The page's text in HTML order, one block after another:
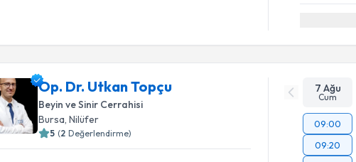
Op. Dr. Utkan Topçu
Beyin ve Sinir Cerrahisi
Bursa , Nilüfer
5 (2 Değerlendirme)
7 Ağu
Cum
09:00
09:20